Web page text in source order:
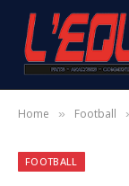
Home » Football
FOOTBALL